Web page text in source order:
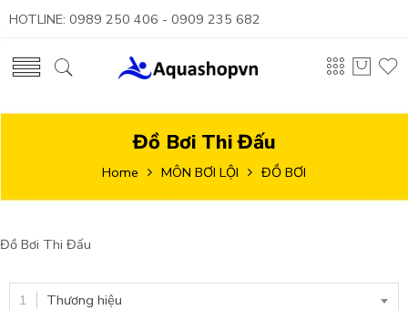
HOTLINE: 0989 250 406 - 0909 235 682
Đồ Bơi Thi Đấu
Home MÔN BƠI LỘI ĐỒ BƠI
Đồ Bơi Thi Đấu
Thương hiệu